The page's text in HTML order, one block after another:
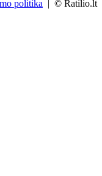
politika | © Ratilio.lt